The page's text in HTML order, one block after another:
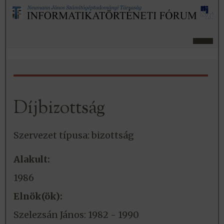
Díjbizottság
Szervezet típusa: bizottság
Alakult:
1986
Elnök(ök):
Szelezsán János: 1982 - 1990